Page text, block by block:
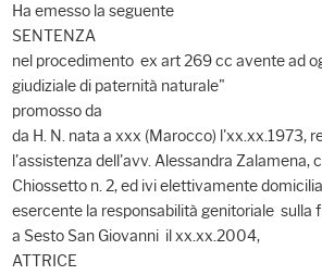
Ha emesso la seguente
SENTENZA
nel procedimento ex art 269 cc avente ad
giudiziale di paternità naturale"
promosso da
da H. N. nata a xxx (Marocco) l'xx.xx.1973,
l'assistenza dell'avv. Alessandra Zalamena,
Chiossetto n. 2, ed ivi elettivamente
esercente la responsabilità genitoriale sulla
a Sesto San Giovanni il xx.xx.2004,
ATTRICE